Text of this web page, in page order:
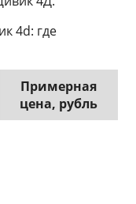
Примерная
цена, рубль